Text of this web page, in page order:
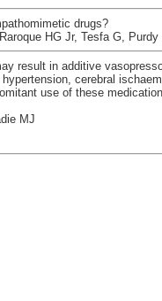
drugs?
HG Jr, Tesfa G, Purdy
result in additive
cerebral
use of these
MJ